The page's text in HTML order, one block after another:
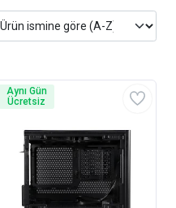
Aynı Gün
Ücretsiz